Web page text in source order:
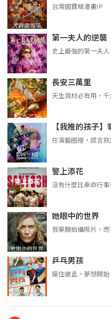
台灣國寶級漫畫IP
第一夫人的逆襲
史上最強的第一夫人
長安三萬里
天生我材必有用，
【我推的孩子】
在演藝圈裡，謊言
警上添花
沒有什麼比奉命行事
她眼中的世界
我寧願拍攝照片，
乒乓男孩
接住彼此，夢想開始